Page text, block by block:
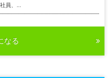
員、...
なる